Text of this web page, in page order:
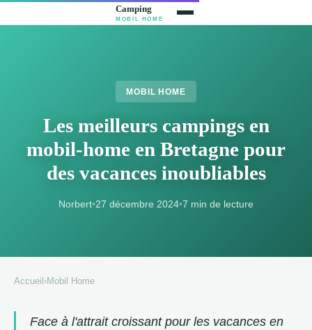
MOBIL HOME
Les meilleurs campings en
mobil-home en Bretagne pour
des vacances inoubliables
Norbert•27 décembre 2024•7 min de lecture
Accueil ›Mobil Home
Face à l'attrait croissant pour les vacances en